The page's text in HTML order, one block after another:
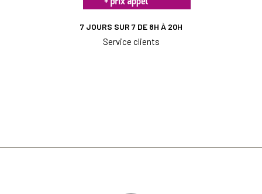
7 JOURS SUR 7 DE 8H À 20H
Service clients